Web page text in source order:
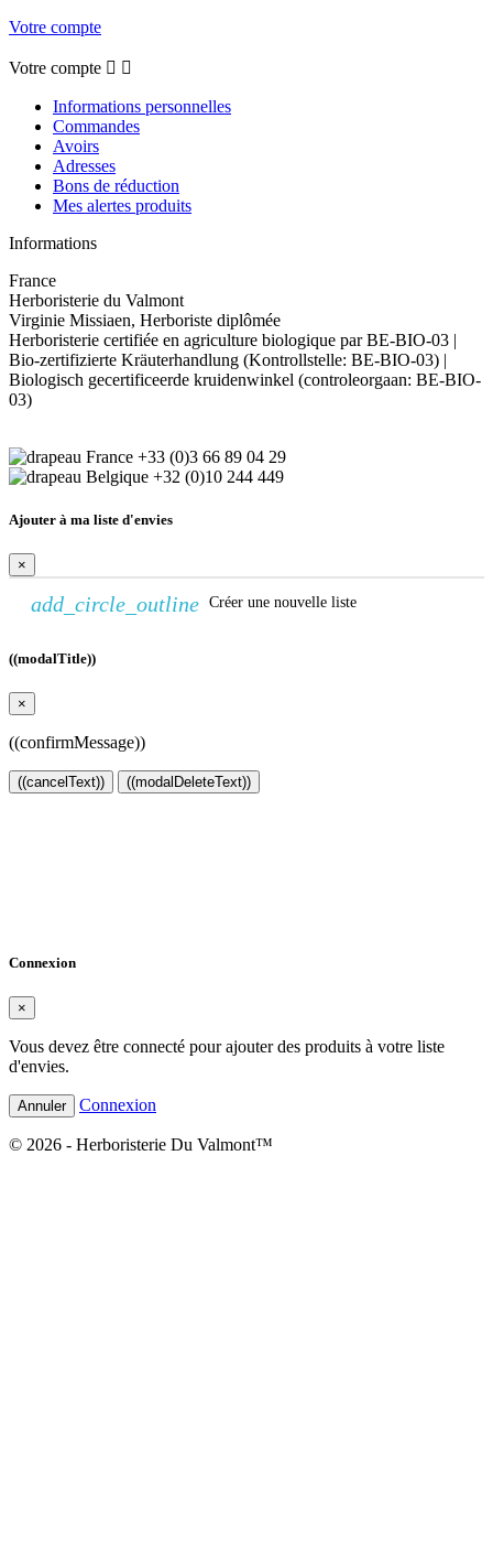
Votre compte
Votre compte  
Informations personnelles
Commandes
Avoirs
Adresses
Bons de réduction
Mes alertes produits
Informations
France
Herboristerie du Valmont
Virginie Missiaen, Herboriste diplômée
Herboristerie certifiée en agriculture biologique par BE-BIO-03 |
Bio-zertifizierte Kräuterhandlung (Kontrollstelle: BE-BIO-03) |
Biologisch gecertificeerde kruidenwinkel (controleorgaan: BE-BIO-
03)
+33 (0)3 66 89 04 29
+32 (0)10 244 449
Ajouter à ma liste d'envies
×
add_circle_outline Créer une nouvelle liste
((modalTitle))
×
((confirmMessage))
((cancelText)) ((modalDeleteText))
Connexion
×
Vous devez être connecté pour ajouter des produits à votre liste
d'envies.
Annuler Connexion
© 2026 - Herboristerie Du Valmont™